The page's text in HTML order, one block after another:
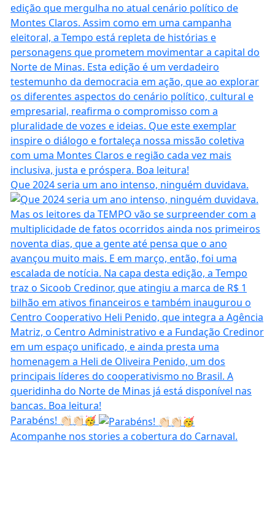
Que 2024 seria um ano intenso, ninguém duvidava.
Parabéns! 👏🏻👏🏻🥳
Acompanhe nos stories a cobertura do Carnaval.